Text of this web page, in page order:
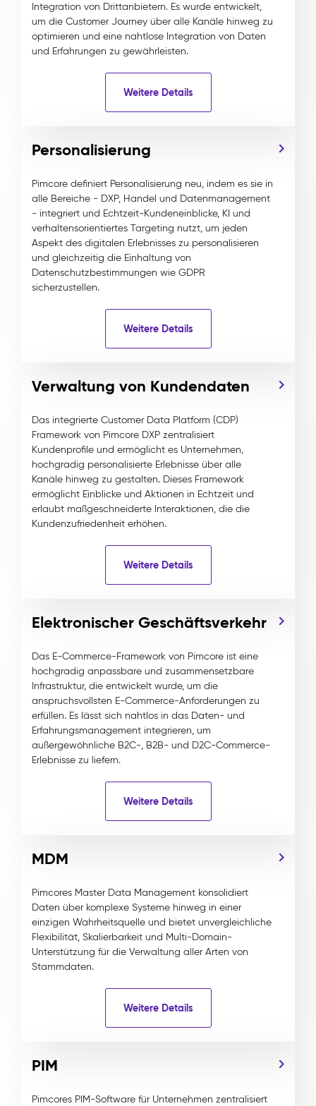
Integration von Drittanbietern. Es wurde entwickelt,
um die Customer Journey über alle Kanäle hinweg zu
optimieren und eine nahtlose Integration von Daten
und Erfahrungen zu gewährleisten.
Weitere Details
Personalisierung
Pimcore definiert Personalisierung neu, indem es sie in
alle Bereiche - DXP, Handel und Datenmanagement
- integriert und Echtzeit-Kundeneinblicke, KI und
verhaltensorientiertes Targeting nutzt, um jeden
Aspekt des digitalen Erlebnisses zu personalisieren
und gleichzeitig die Einhaltung von
Datenschutzbestimmungen wie GDPR
sicherzustellen.
Weitere Details
Verwaltung von Kundendaten
Das integrierte Customer Data Platform (CDP)
Framework von Pimcore DXP zentralisiert
Kundenprofile und ermöglicht es Unternehmen,
hochgradig personalisierte Erlebnisse über alle
Kanäle hinweg zu gestalten. Dieses Framework
ermöglicht Einblicke und Aktionen in Echtzeit und
erlaubt maßgeschneiderte Interaktionen, die die
Kundenzufriedenheit erhöhen.
Weitere Details
Elektronischer Geschäftsverkehr
Das E-Commerce-Framework von Pimcore ist eine
hochgradig anpassbare und zusammensetzbare
Infrastruktur, die entwickelt wurde, um die
anspruchsvollsten E-Commerce-Anforderungen zu
erfüllen. Es lässt sich nahtlos in das Daten- und
Erfahrungsmanagement integrieren, um
außergewöhnliche B2C-, B2B- und D2C-Commerce-
Erlebnisse zu liefern.
Weitere Details
MDM
Pimcores Master Data Management konsolidiert
Daten über komplexe Systeme hinweg in einer
einzigen Wahrheitsquelle und bietet unvergleichliche
Flexibilität, Skalierbarkeit und Multi-Domain-
Unterstützung für die Verwaltung aller Arten von
Stammdaten.
Weitere Details
PIM
Pimcores PIM-Software für Unternehmen zentralisiert